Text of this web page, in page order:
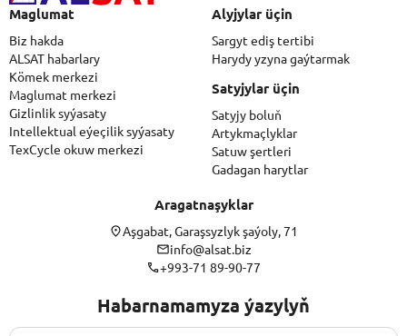
Maglumat
Biz hakda
ALSAT habarlary
Kömek merkezi
Maglumat merkezi
Gizlinlik syýasaty
Intellektual eýeçilik syýasaty
TexCycle okuw merkezi
Alyjylar üçin
Sargyt ediş tertibi
Harydy yzyna gaýtarmak
Satyjylar üçin
Satyjy boluň
Artykmaçlyklar
Satuw şertleri
Gadagan harytlar
Aragatnaşyklar
Aşgabat, Garaşsyzlyk şaýoly, 71
info@alsat.biz
+993-71 89-90-77
Habarnamamyza ýazylyň